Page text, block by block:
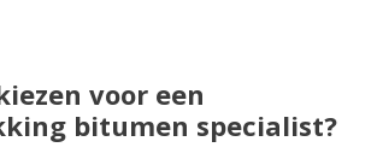
voor een
bitumen specialist?